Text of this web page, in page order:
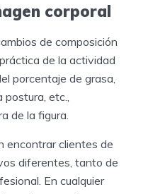
corporal
de composición
de la actividad
porcentaje de grasa,
etc.,
de la figura.
encontrar clientes de
diferentes, tanto de
En cualquier